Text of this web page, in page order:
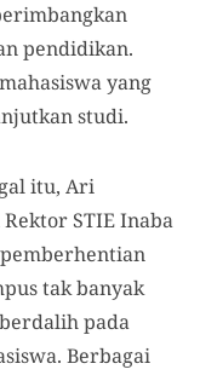
pendidikan.
yang
studi.
itu, Ari
STIE Inaba
tak banyak
pada
Berbagai